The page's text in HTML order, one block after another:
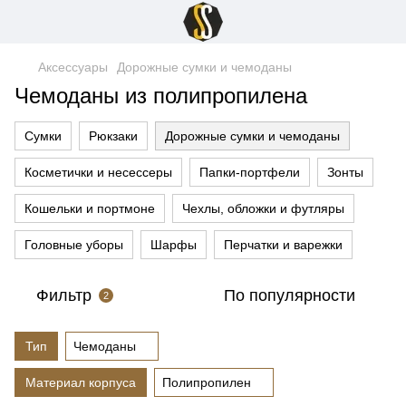
Аксессуары Дорожные сумки и чемоданы
Чемоданы из полипропилена
Сумки Рюкзаки Дорожные сумки и чемоданы
Косметички и несессеры Папки-портфели Зонты
Кошельки и портмоне Чехлы, обложки и футляры
Головные уборы Шарфы Перчатки и варежки
Фильтр 2 По популярности
Тип Чемоданы
Материал корпуса Полипропилен